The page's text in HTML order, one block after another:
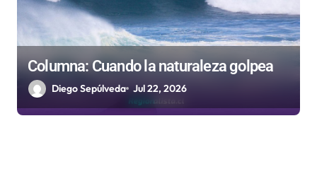
Columna: Cuando la naturaleza golpea
Diego Sepúlveda Jul 22, 2026